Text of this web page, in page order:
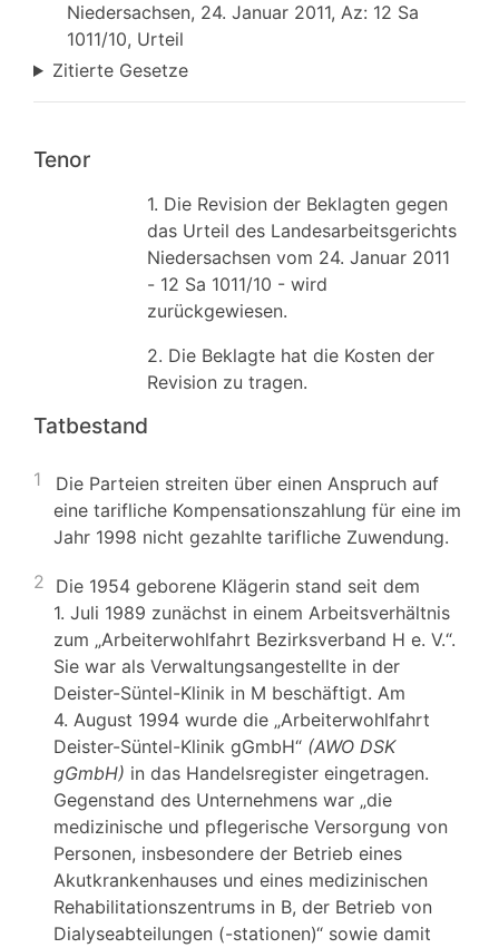
Niedersachsen, 24. Januar 2011, Az: 12 Sa
1011/10, Urteil
Zitierte Gesetze
Tenor
1. Die Revision der Beklagten gegen
das Urteil des Landesarbeitsgerichts
Niedersachsen vom 24. Januar 2011
- 12 Sa 1011/10 - wird
zurückgewiesen.
2. Die Beklagte hat die Kosten der
Revision zu tragen.
Tatbestand
1
Die Parteien streiten über einen Anspruch auf
eine tarifliche Kompensationszahlung für eine im
Jahr 1998 nicht gezahlte tarifliche Zuwendung.
2 Die 1954 geborene Klägerin stand seit dem
1. Juli 1989 zunächst in einem Arbeitsverhältnis
zum „Arbeiterwohlfahrt Bezirksverband H e. V.“.
Sie war als Verwaltungsangestellte in der
Deister-Süntel-Klinik in M beschäftigt. Am
4. August 1994 wurde die „Arbeiterwohlfahrt
Deister-Süntel-Klinik gGmbH“ (AWO DSK
gGmbH) in das Handelsregister eingetragen.
Gegenstand des Unternehmens war „die
medizinische und pflegerische Versorgung von
Personen, insbesondere der Betrieb eines
Akutkrankenhauses und eines medizinischen
Rehabilitationszentrums in B, der Betrieb von
Dialyseabteilungen (-stationen)“ sowie damit